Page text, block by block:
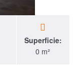
Superficie:
0 m²